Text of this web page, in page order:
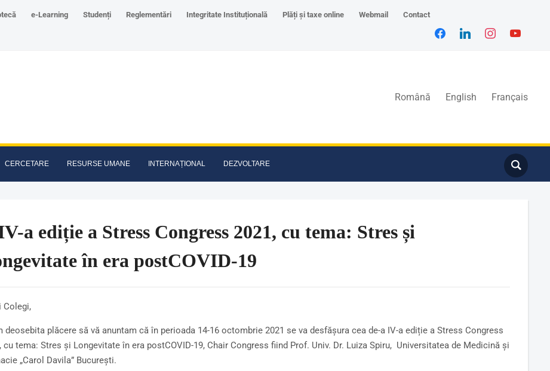
e-Learning Studenți Reglementări Integritate Instituțională Plăți și taxe online Webmail Contact
Română English Français
CERCETARE RESURSE UMANE INTERNAȚIONAL DEZVOLTARE
a ediție a Stress Congress 2021, cu tema: Stres și
în era postCOVID-19
Colegi,
deosebita plăcere să vă anuntam că în perioada 14-16 octombrie 2021 se va desfășura cea de-a IV-a ediție a Stress Congress
cu tema: Stres și Longevitate în era postCOVID-19, Chair Congress fiind Prof. Univ. Dr. Luiza Spiru, Universitatea de Medicină și
„Carol Davila” București.